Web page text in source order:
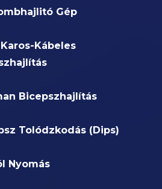
Gép
Kábeles
Bicepszhajlítás
Tolódzkodás (Dips)
Nyomás